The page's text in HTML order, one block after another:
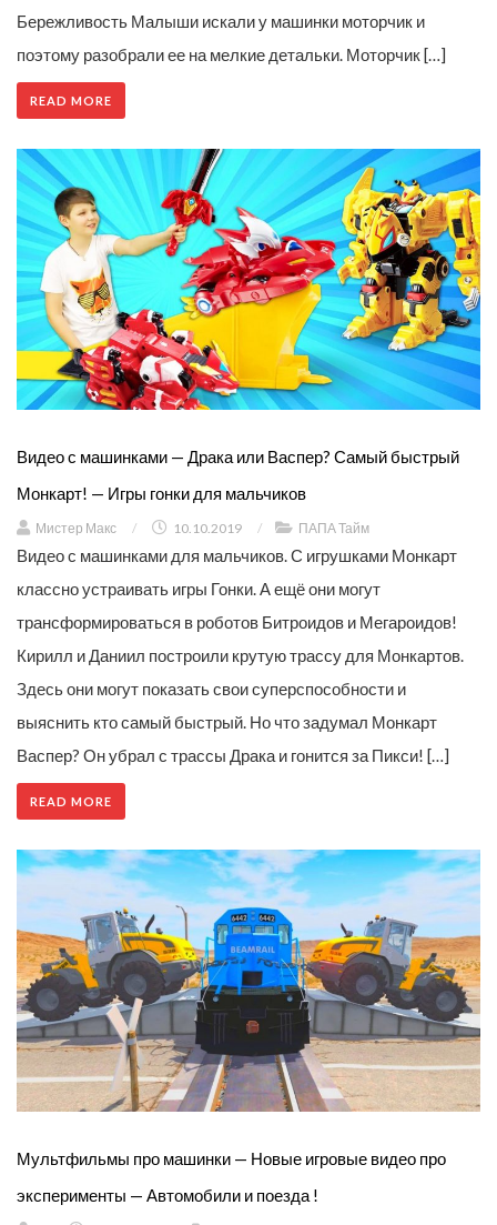
Бережливость Малыши искали у машинки моторчик и
поэтому разобрали ее на мелкие детальки. Моторчик […]
READ MORE
Видео с машинками — Драка или Васпер? Самый быстрый
Монкарт! — Игры гонки для мальчиков
Мистер Макс / 10.10.2019 / ПАПА Тайм
Видео с машинками для мальчиков. С игрушками Монкарт
классно устраивать игры Гонки. А ещё они могут
трансформироваться в роботов Битроидов и Мегароидов!
Кирилл и Даниил построили крутую трассу для Монкартов.
Здесь они могут показать свои суперспособности и
выяснить кто самый быстрый. Но что задумал Монкарт
Васпер? Он убрал с трассы Драка и гонится за Пикси! […]
READ MORE
Мультфильмы про машинки — Новые игровые видео про
эксперименты — Автомобили и поезда !